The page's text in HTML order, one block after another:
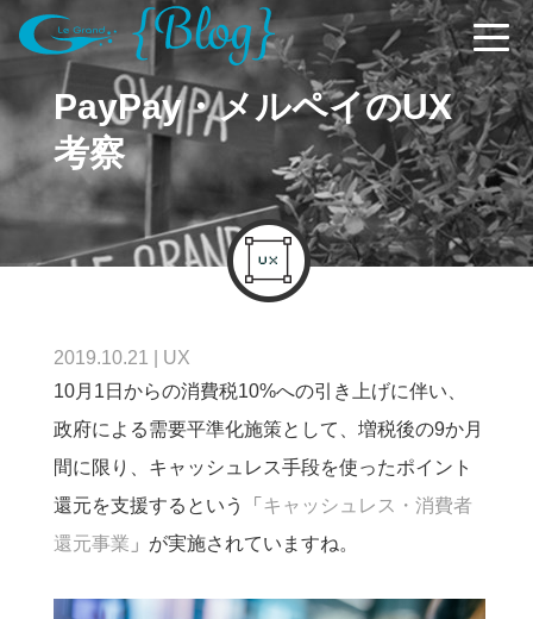
PayPay・メルペイのUX
考察
2019.10.21
UX
10月1日からの消費税10%への引き上げに伴い、
政府による需要平準化施策として、増税後の9か月
間に限り、キャッシュレス手段を使ったポイント
還元を支援するという「 キャッシュレス・消費者
還元事業 」が実施されていますね。